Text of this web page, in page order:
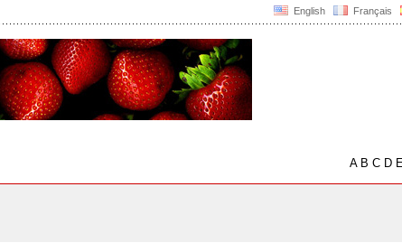
English Français
AB C D